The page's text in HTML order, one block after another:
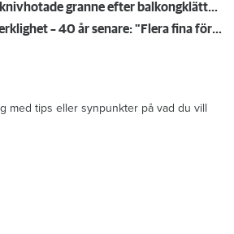
Naken gängkriminell knivhotade granne efter balkongklättring
Kompisdealen blev verklighet – 40 år senare: "Flera fina fördelar med att dela bostad"
med tips eller synpunkter på vad du vill